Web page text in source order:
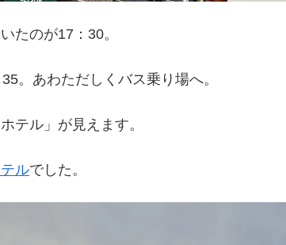
たのが17：30。
。あわただしくバス乗り場へ。
テル」が見えます。
ルでした。